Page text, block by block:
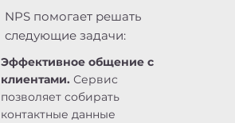
NPS помогает решать
следующие задачи:
Эффективное общение с
клиентами. Сервис
позволяет собирать
контактные данные